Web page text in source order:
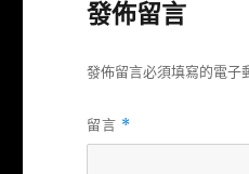
發佈留言
發佈留言必須填寫的電子
留言 *